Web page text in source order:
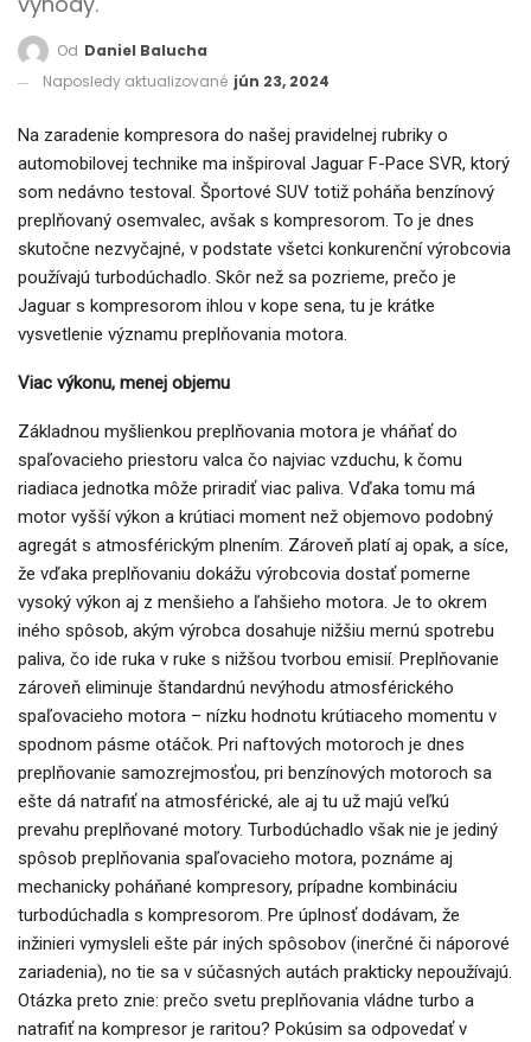
Od Daniel Balucha
Naposledy aktualizované jún 23, 2024
Na zaradenie kompresora do našej pravidelnej rubriky o
automobilovej technike ma inšpiroval Jaguar F-Pace SVR, ktorý
som nedávno testoval. Športové SUV totiž poháňa benzínový
preplňovaný osemvalec, avšak s kompresorom. To je dnes
skutočne nezvyčajné, v podstate všetci konkurenční výrobcovia
používajú turbodúchadlo. Skôr než sa pozrieme, prečo je
Jaguar s kompresorom ihlou v kope sena, tu je krátke
vysvetlenie významu preplňovania motora.
Viac výkonu, menej objemu
Základnou myšlienkou preplňovania motora je vháňať do
spaľovacieho priestoru valca čo najviac vzduchu, k čomu
riadiaca jednotka môže priradiť viac paliva. Vďaka tomu má
motor vyšší výkon a krútiaci moment než objemovo podobný
agregát s atmosférickým plnením. Zároveň platí aj opak, a síce,
že vďaka preplňovaniu dokážu výrobcovia dostať pomerne
vysoký výkon aj z menšieho a ľahšieho motora. Je to okrem
iného spôsob, akým výrobca dosahuje nižšiu mernú spotrebu
paliva, čo ide ruka v ruke s nižšou tvorbou emisií. Preplňovanie
zároveň eliminuje štandardnú nevýhodu atmosférického
spaľovacieho motora – nízku hodnotu krútiaceho momentu v
spodnom pásme otáčok. Pri naftových motoroch je dnes
preplňovanie samozrejmosťou, pri benzínových motoroch sa
ešte dá natrafiť na atmosférické, ale aj tu už majú veľkú
prevahu preplňované motory. Turbodúchadlo však nie je jediný
spôsob preplňovania spaľovacieho motora, poznáme aj
mechanicky poháňané kompresory, prípadne kombináciu
turbodúchadla s kompresorom. Pre úplnosť dodávam, že
inžinieri vymysleli ešte pár iných spôsobov (inerčné či náporové
zariadenia), no tie sa v súčasných autách prakticky nepoužívajú.
Otázka preto znie: prečo svetu preplňovania vládne turbo a
natrafiť na kompresor je raritou? Pokúsim sa odpovedať v